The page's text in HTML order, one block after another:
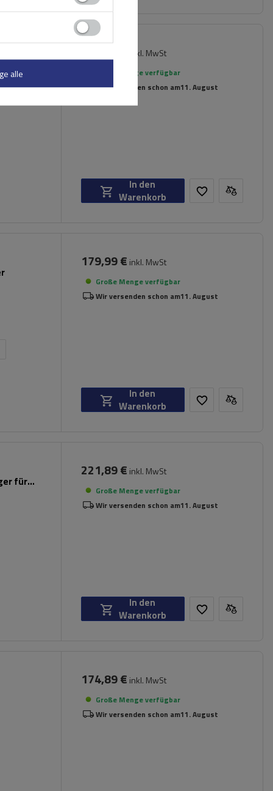
inkl. MwSt
Große Menge verfügbar
Wir versenden schon am11. August
In den
Warenkorb
179,99 € inkl. MwSt
Große Menge verfügbar
Wir versenden schon am11. August
In den
Warenkorb
für
221,89 € inkl. MwSt
Große Menge verfügbar
Wir versenden schon am11. August
In den
Warenkorb
174,89 € inkl. MwSt
Große Menge verfügbar
Wir versenden schon am11. August
alle